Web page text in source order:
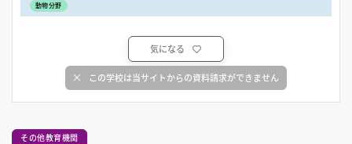
動物分野
気になる
この学校は当サイトからの資料請求ができません
その他教育機関